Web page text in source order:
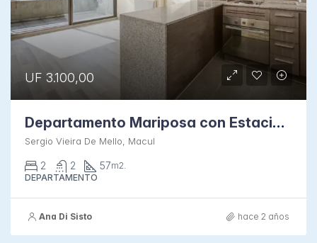
UF 3.100,00
Departamento Mariposa con Estacionamiento
Sergio Vieira De Mello, Macul
2 2 57m2.
DEPARTAMENTO
Ana Di Sisto hace 2 años